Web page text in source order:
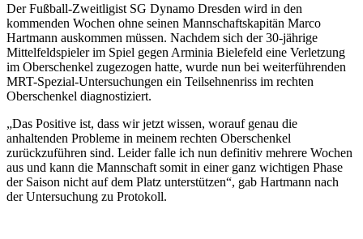
Der Fußball-Zweitligist SG Dynamo Dresden wird in den
kommenden Wochen ohne seinen Mannschaftskapitän Marco
Hartmann auskommen müssen. Nachdem sich der 30-jährige
Mittelfeldspieler im Spiel gegen Arminia Bielefeld eine Verletzung
im Oberschenkel zugezogen hatte, wurde nun bei weiterführenden
MRT-Spezial-Untersuchungen ein Teilsehnenriss im rechten
Oberschenkel diagnostiziert.
„Das Positive ist, dass wir jetzt wissen, worauf genau die
anhaltenden Probleme in meinem rechten Oberschenkel
zurückzuführen sind. Leider falle ich nun definitiv mehrere Wochen
aus und kann die Mannschaft somit in einer ganz wichtigen Phase
der Saison nicht auf dem Platz unterstützen“, gab Hartmann nach
der Untersuchung zu Protokoll.